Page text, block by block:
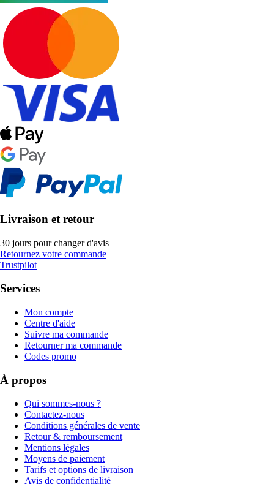
Livraison et retour
30 jours pour changer d'avis
Retournez votre commande
Trustpilot
Services
Mon compte
Centre d'aide
Suivre ma commande
Retourner ma commande
Codes promo
À propos
Qui sommes-nous ?
Contactez-nous
Conditions générales de vente
Retour & remboursement
Mentions légales
Moyens de paiement
Tarifs et options de livraison
Avis de confidentialité